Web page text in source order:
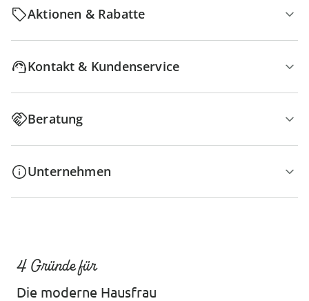
Aktionen & Rabatte
Kontakt & Kundenservice
Beratung
Unternehmen
4 Gründe für
Die moderne Hausfrau